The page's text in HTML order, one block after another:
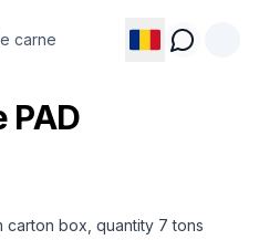
carne
PAD
carton box, quantity 7 tons